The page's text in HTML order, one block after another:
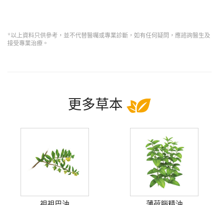
*以上資料只供參考，並不代替醫囑或專業診斷，如有任何疑問，應諮詢醫生及
接受專業治療。
更多草本